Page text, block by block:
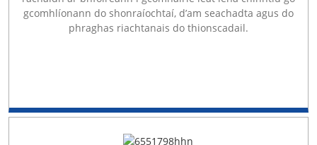
gcomhlíonann do shonraíochtaí, d’am seachadta agus do
phraghas riachtanais do thionscadail.